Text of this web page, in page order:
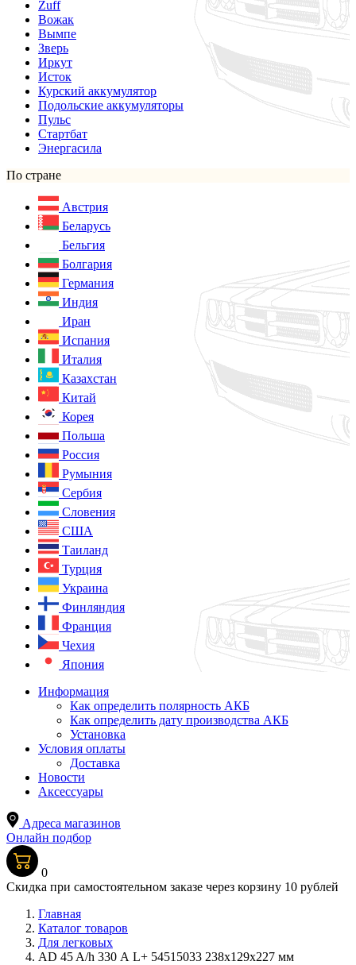
Zuff
Вожак
Вымпе
Зверь
Иркут
Исток
Курский аккумулятор
Подольские аккумуляторы
Пульс
Стартбат
Энергасила
По стране
Австрия
Беларусь
Бельгия
Болгария
Германия
Индия
Иран
Испания
Италия
Казахстан
Китай
Корея
Польша
Россия
Румыния
Сербия
Словения
США
Таиланд
Турция
Украина
Финляндия
Франция
Чехия
Япония
Информация
Как определить полярность АКБ
Как определить дату производства АКБ
Установка
Условия оплаты
Доставка
Новости
Аксессуары
Адреса магазинов
Онлайн подбор
0
Скидка при самостоятельном заказе через корзину 10 рублей
Главная
Каталог товаров
Для легковых
AD 45 A/h 330 А L+ 54515033 238x129x227 мм